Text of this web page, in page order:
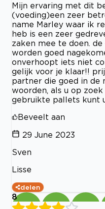
Mijn ervaring met dit
(voeding)een zeer
name Marley waar ik
heb is een zeer
zaken mee te doen.
worden goed
onverhoopt iets niet
gelijk voor je klaar!!
partner die goed in de
woorden, als u op
gebruikte pallets kunt
Beveelt aan
29 June 2023
Sven
Lisse
delen
8